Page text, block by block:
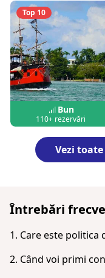
Top 10
Bun
110+ rezervări
Vezi
Întrebări
1. Care este politica
Anulați până la 24
2. Când voi primi